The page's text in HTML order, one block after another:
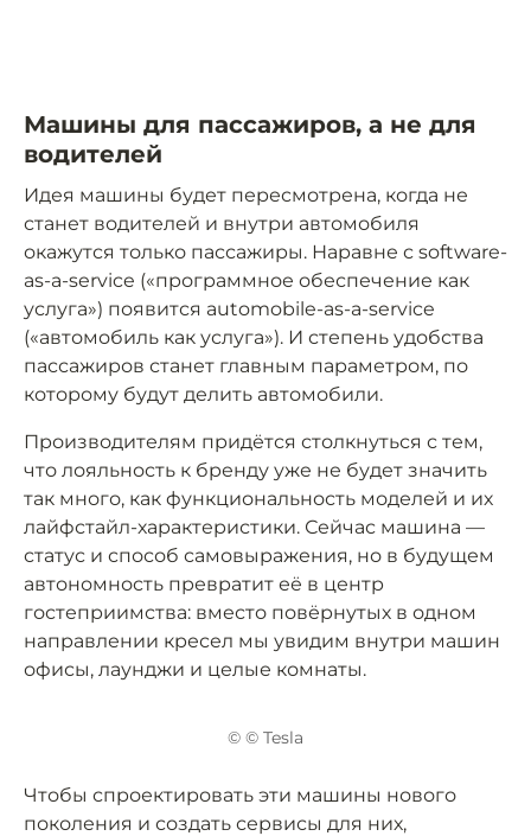
Машины для пассажиров, а не для
водителей
Идея машины будет пересмотрена, когда не
станет водителей и внутри автомобиля
окажутся только пассажиры. Наравне с software-
as-a-service («программное обеспечение как
услуга») появится automobile-as-a-service
(«автомобиль как услуга»). И степень удобства
пассажиров станет главным параметром, по
которому будут делить автомобили.
Производителям придётся столкнуться с тем,
что лояльность к бренду уже не будет значить
так много, как функциональность моделей и их
лайфстайл-характеристики. Сейчас машина —
статус и способ самовыражения, но в будущем
автономность превратит её в центр
гостеприимства: вместо повёрнутых в одном
направлении кресел мы увидим внутри машин
офисы, лаунджи и целые комнаты.
© © Tesla
Чтобы спроектировать эти машины нового
поколения и создать сервисы для них,